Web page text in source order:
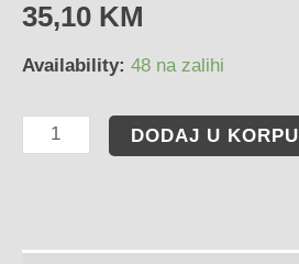
35,10 KM
Availability: 48 na zalihi
DODAJ U KORPU